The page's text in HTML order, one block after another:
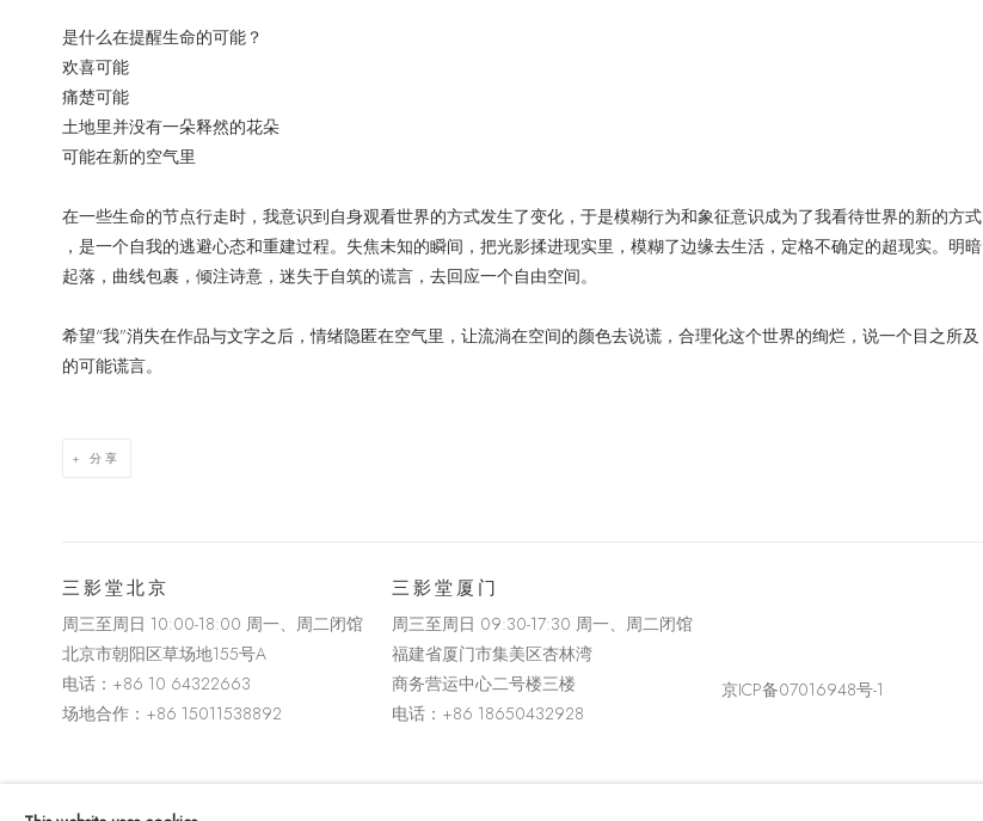
是什么在提醒生命的可能？
欢喜可能
痛楚可能
土地里并没有一朵释然的花朵
可能在新的空气里
在一些生命的节点行走时，我意识到自身观看世界的方式发生了变化，于是模糊行为和象征意识成为了我看待世界的新的方式
，是一个自我的逃避心态和重建过程。失焦未知的瞬间，把光影揉进现实里，模糊了边缘去生活，定格不确定的超现实。明暗
起落，曲线包裹，倾注诗意，迷失于自筑的谎言，去回应一个自由空间。
希望“我”消失在作品与文字之后，情绪隐匿在空气里，让流淌在空间的颜色去说谎，合理化这个世界的绚烂，说一个目之所及
的可能谎言。
分享
三影堂北京
周三至周日 10:00-18:00 周一、周二闭馆
北京市朝阳区草场地155号A
电话： +86 10 64322663
场地合作：+86 15011538892
三影堂厦门
周三至周日 09:30-17:30 周一、周二闭馆
福建省厦门市集美区杏林湾
商务营运中心二号楼三楼
电话： +86 18650432928
京ICP备07016948号-1